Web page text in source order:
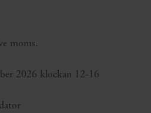
moms.
2026 klockan 12-16